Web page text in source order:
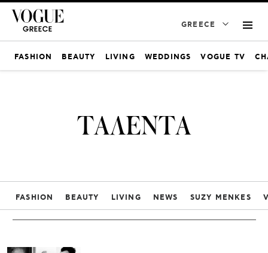
GREECE
FASHION BEAUTY LIVING WEDDINGS VOGUE TV
ΤΑΛΕΝΤΑ
FASHION BEAUTY LIVING NEWS SUZY MENKES